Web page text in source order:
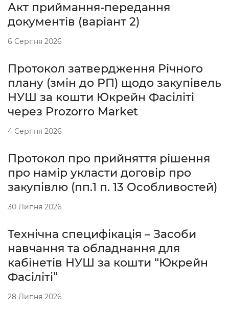
Акт приймання-передання
документів (варіант 2)
6 Серпня 2026
Протокол затвердження Річного
плану (змін до РП) щодо закупівель
НУШ за кошти Юкрейн Фасіліті
через Prozorro Market
4 Серпня 2026
Протокол про прийняття рішення
про намір укласти договір про
закупівлю (пп.1 п. 13 Особливостей)
30 Липня 2026
Технічна специфікація – Засоби
навчання та обладнання для
кабінетів НУШ за кошти “Юкрейн
Фасіліті”
28 Липня 2026